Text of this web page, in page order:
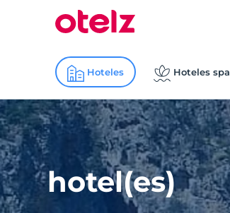
Hoteles Hoteles spa
hotel(es)